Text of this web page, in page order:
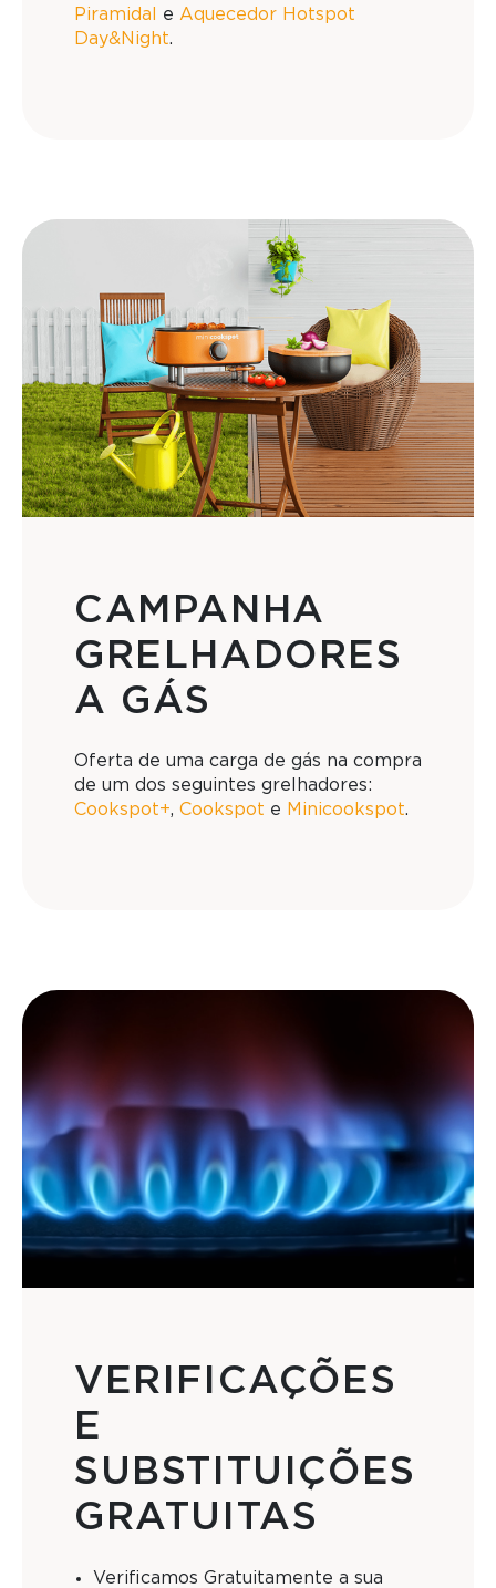
Piramidal e Aquecedor Hotspot
Day&Night.
CAMPANHA
GRELHADORES
A GÁS
Oferta de uma carga de gás na compra
de um dos seguintes grelhadores:
Cookspot+, Cookspot e Minicookspot.
VERIFICAÇÕES
E
SUBSTITUIÇÕES
GRATUITAS
Verificamos Gratuitamente a sua